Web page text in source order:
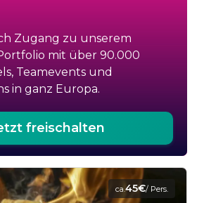
Zugang zu unserem
mit über 90.000
Teamevents und
in ganz Europa.
freischalten
ca.45€/ Pers.